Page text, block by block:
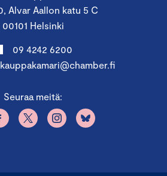
Alvar Aallon katu 5 C
00101 Helsinki
09 4242 6200
Seuraa meitä: